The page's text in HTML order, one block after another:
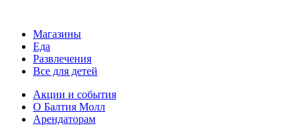
Магазины
Еда
Развлечения
Все для детей
Акции и события
О Балтия Молл
Арендаторам